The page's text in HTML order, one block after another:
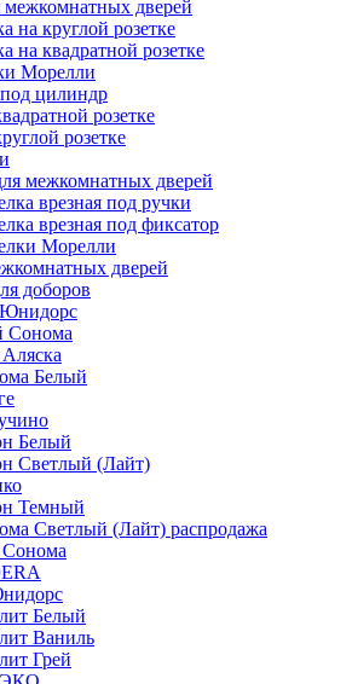
межкомнатных дверей
на круглой розетке
на квадратной розетке
Морелли
цилиндр
розетке
розетке
межкомнатных дверей
врезная под ручки
врезная под фиксатор
Морелли
дверей
доборов
Сонома
Белый
Белый
Светлый (Лайт)
Темный
Светлый (Лайт) распродажа
Белый
Ваниль
Грей